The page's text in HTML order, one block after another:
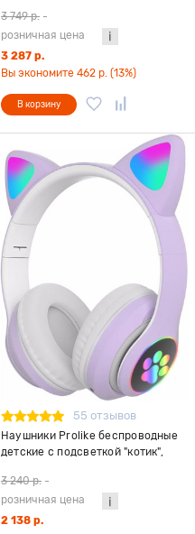
3 749 р. -
розничная цена
3 287 р.
Вы экономите 462 р. (13%)
В корзину
55 отзывов
Наушники Prolike беспроводные
детские с подсветкой "котик",
3 240 р. -
розничная цена
2 138 р.